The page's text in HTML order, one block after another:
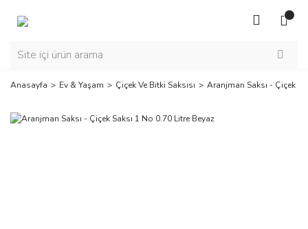
Anasayfa Ev & Yaşam Çiçek Ve Bitki Saksısı Aranjman Saksı - Çiçek